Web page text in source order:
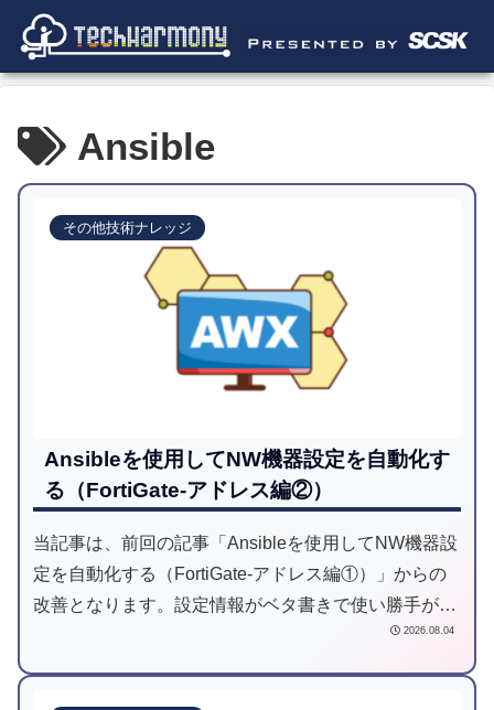
Ansible
その他技術ナレッジ
Ansibleを使用してNW機器設定を自動化す
る（FortiGate-アドレス編②）
当記事は、前回の記事「Ansibleを使用してNW機器設
定を自動化する（FortiGate-アドレス編①）」からの
改善となります。設定情報がベタ書きで使い勝手が悪
い点を設定情報をまとめてINPUT（JSON）できる使
2026.08.04